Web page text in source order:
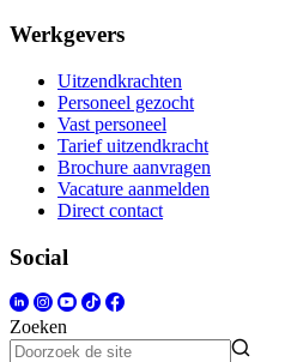
Werkgevers
Uitzendkrachten
Personeel gezocht
Vast personeel
Tarief uitzendkracht
Brochure aanvragen
Vacature aanmelden
Direct contact
Social
Zoeken